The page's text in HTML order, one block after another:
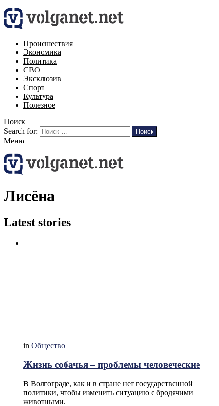
Происшествия
Экономика
Политика
СВО
Эксклюзив
Спорт
Культура
Полезное
Поиск
Search for:
Поиск
Меню
Лисёна
Latest stories
in Общество
Жизнь собачья – проблемы человеческие
В Волгограде, как и в стране нет государственной
политики, чтобы изменить ситуацию с бродячими
животными.